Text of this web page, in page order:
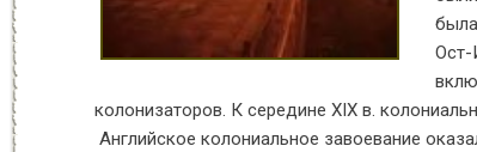
Ост-
колонизаторов. К середине XIX в.
Английское колониальное завоевание